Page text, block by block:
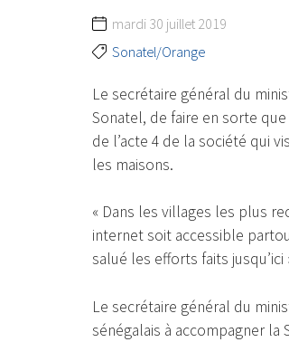
mardi 30 juillet 2019
Sonatel/Orange
Le secrétaire général du
Sonatel, de faire en sorte
de l’acte 4 de la société qui
les maisons.
« Dans les villages les plus
internet soit accessible
salué les efforts faits jusqu’ici
Le secrétaire général du
sénégalais à accompagner la